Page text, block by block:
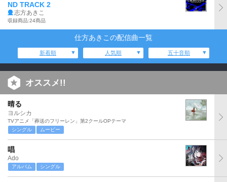
ND TRACK 2
志方あきこ
収録商品:24商品
仕方あきこの配信曲一覧
新着順 人気順 五十音順
オススメ!!
晴る
ヨルシカ
TVアニメ「葬送のフリーレン」第2クールOPテーマ
シングル
ムービー
唱
Ado
アルバム シングル